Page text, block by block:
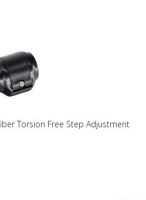
Torsion Free Step Adjustment